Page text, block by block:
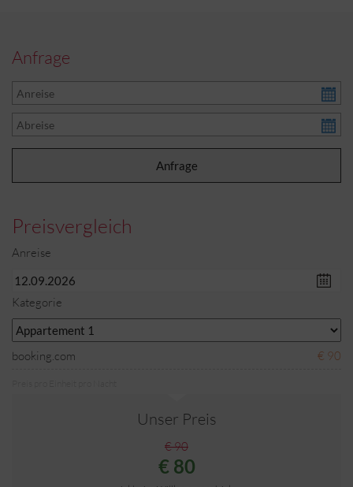
Anfrage
Preisvergleich
Anreise
Kategorie
booking.com € 90
Unser Preis
€ 90
€ 80